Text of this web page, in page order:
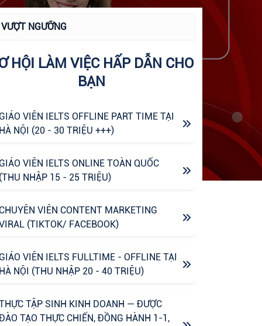
NGƯỠNG
HỘI LÀM VIỆC HẤP DẪN CHO
BẠN
GIÁO VIÊN IELTS OFFLINE PART TIME TẠI
HÀ NỘI (20 - 30 TRIỆU +++)
GIÁO VIÊN IELTS ONLINE TOÀN QUỐC
(THU NHẬP 15 - 25 TRIỆU)
CHUYÊN VIÊN CONTENT MARKETING
(TIKTOK/ FACEBOOK)
GIÁO VIÊN IELTS FULLTIME - OFFLINE TẠI
HÀ NỘI (THU NHẬP 20 - 40 TRIỆU)
TẬP SINH KINH DOANH — ĐƯỢC
TẠO THỰC CHIẾN, ĐỒNG HÀNH 1-1,